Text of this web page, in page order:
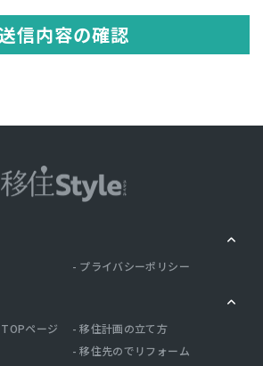
，ご利用いただいたサービスやご購入いただ
ページや広告の履歴，ユーザーが検索された
日時，ご利用の方法，ご利用環境，郵便番号
情報の収集方法）
銀行口座番号，クレジットカード番号，運転
報をお尋ねすることがあります。また，ユー
でなされたユーザーの個人情報を含む取引記
以下，｢提携先｣といいます。）などから収集
社は，ユーザーについて，利用したサービス
た商品，閲覧したページや広告の履歴，検索
端末の通信状態，利用に際しての各種設定情
アドレス，クッキー情報，位置情報，端末の
情報および特性情報を，ユーザーが当社や提
またはページを閲覧する際に収集します。
信内容の確認
プライバシーポリシー
ページ
移住計画の立て方
移住先のでリフォーム